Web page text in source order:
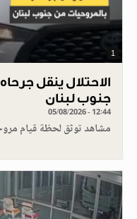
1
الاحتلال ينقل
جنوب لبنان
05/08/2026 - 12:44
مشاهد توثق لحظة قيام